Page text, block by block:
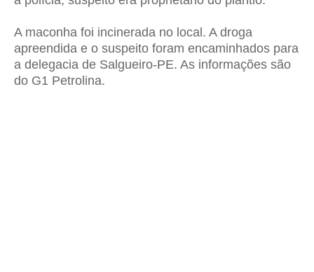
A maconha foi incinerada no local. A droga
apreendida e o suspeito foram encaminhados para
a delegacia de Salgueiro-PE. As informações são
do G1 Petrolina.